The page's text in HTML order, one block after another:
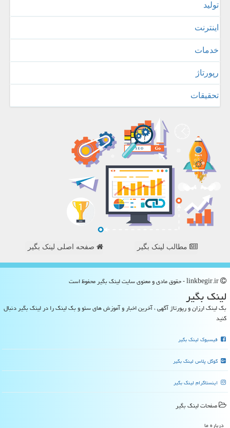
تولید
اینترنت
خدمات
رپورتاژ
تحقیقات
مطالب لینک بگیر صفحه اصلی لینک بگیر
لینك بگیر
بک لینک ارزان و رپورتاژ آگهی ، آخرین اخبار و آموزش های سئو و بک لینک را در لینک بگیر دنبال
کنید
فیسبوک لینک بگیر
گوگل پلاس لینک بگیر
اینستاگرام لینک بگیر
صفحات لینك بگیر
درباره ما